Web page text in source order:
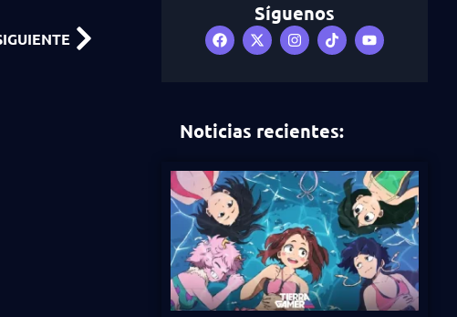
Síguenos
Noticias recientes: